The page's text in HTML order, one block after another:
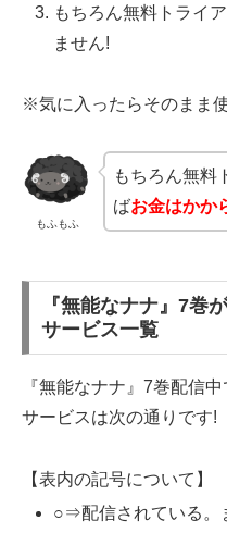
もちろん無料トライ
ません!
※気に入ったらそのまま
もふもふ
もちろん無料
ばお金はかか
『無能なナナ』7巻
サービス一覧
『無能なナナ』7巻配信
サービスは次の通りです!
【表内の記号について】
○⇒配信されている。